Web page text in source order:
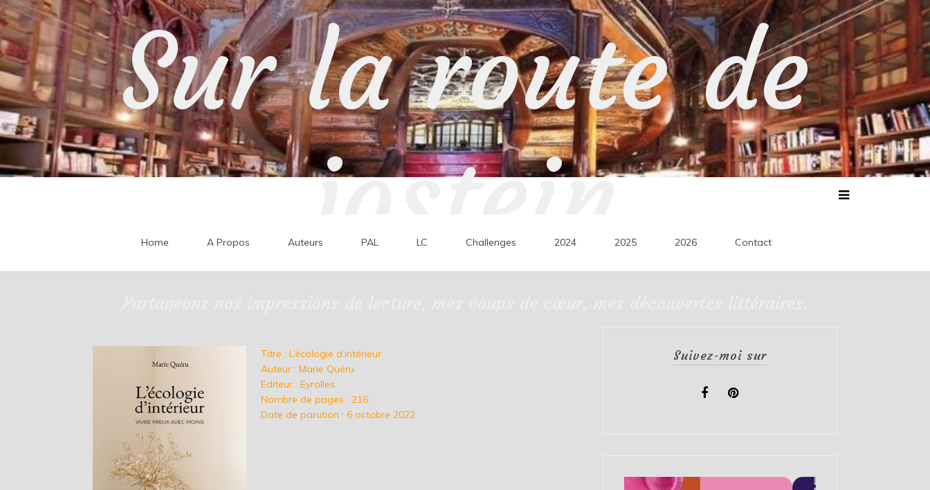
Skip
to
content
Sur la route de
jostein
Home A Propos Auteurs PAL LC Challenges 2024 2025 2026 Contact
Titre : L’écologie d’intérieur
Auteur : Marie Quéru
Editeur : Eyrolles
Nombre de pages : 216
Date de parution : 6 octobre 2022
Suivez-moi sur